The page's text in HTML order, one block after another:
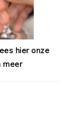
hier onze
meer